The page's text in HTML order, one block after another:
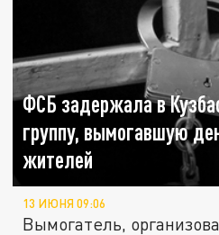
ФСБ задержала в
группу, вымогавшую
жителей
13 ИЮНЯ 09:06
Вымогатель,